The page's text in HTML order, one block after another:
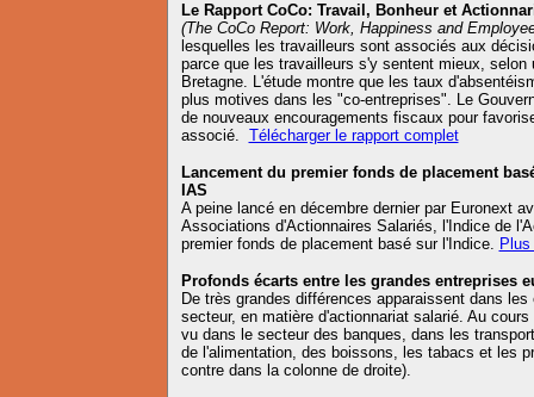
Le Rapport CoCo: Travail, Bonheur et
(The CoCo Report: Work, Happiness and
lesquelles les travailleurs sont associés aux
parce que les travailleurs s'y sentent mieux, selon
Bretagne. L'étude montre que les taux
plus motives dans les "co-entreprises". Le
de nouveaux encouragements fiscaux pour
associé. Télécharger le rapport complet
Lancement du premier fonds de placement
IAS
A peine lancé en décembre dernier par Euronext
Associations d'Actionnaires Salariés, l'Indice de
premier fonds de placement basé sur l'Indice.
Profonds écarts entre les grandes entreprises
De très grandes différences apparaissent dans
secteur, en matière d'actionnariat salarié. Au
vu dans le secteur des banques, dans les
de l'alimentation, des boissons, les tabacs et les
contre dans la colonne de droite).